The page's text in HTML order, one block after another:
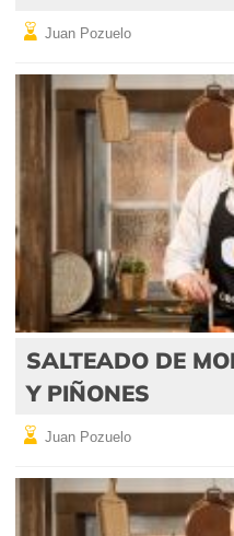
Juan Pozuelo
SALTEADO DE
Y PIÑONES
Juan Pozuelo